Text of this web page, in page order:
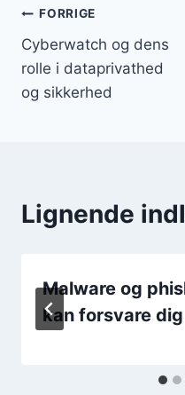
FORRIGE
Cyberwatch og dens
rolle i dataprivathed
og sikkerhed
Lignende
Malware og
kan forsvare dig